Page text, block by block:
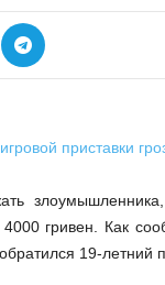
4000 гривен. Как
19-летний